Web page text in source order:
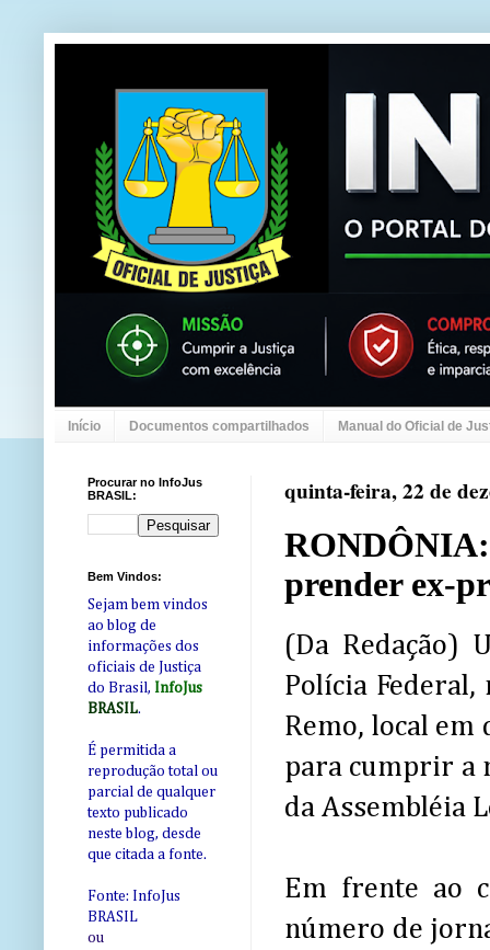
Início Documentos compartilhados Manual do Oficial de
quinta-feira, 22 de
prender ex-
(Da Redação)
Polícia
Remo, local
para cumprir a
da Assembléia
Em frente ao
número de
Procurar no InfoJus
BRASIL:
Bem Vindos:
Sejam bem vindos
ao blog de
informações dos
oficiais de Justiça
do Brasil, InfoJus
BRASIL.
É permitida a
reprodução total ou
parcial de qualquer
texto publicado
neste blog, desde
que citada a fonte.
Fonte: InfoJus
BRASIL
ou